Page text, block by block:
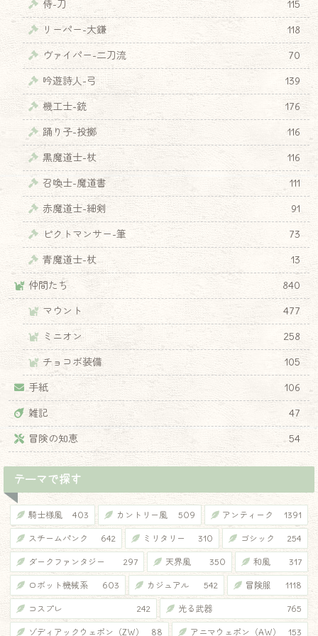
侍-刀
115
リーパー-大鎌
118
ヴァイパー-二刀流
70
吟遊詩人-弓
139
機工士-銃
176
踊り子-投擲
116
黒魔道士-杖
116
召喚士-魔道書
111
赤魔道士-細剣
91
ピクトマンサー-筆
73
青魔道士-杖
13
仲間たち
840
マウント
477
ミニオン
258
チョコボ装備
105
手紙
106
雑記
47
冒険の知恵
54
テーマで探す
騎士様風 403 カントリー風 509 アンティーク 1391
スチームパンク 642 ミリタリー 310 ゴシック 254
ダークファンタジー 297 天界風 350 和風 317
ロボット機械系 603 カジュアル 542 冒険服 1118
コスプレ 242 光る武器 765
ゾディアックウェポン（ZW） 88 アニマウェポン（AW） 153